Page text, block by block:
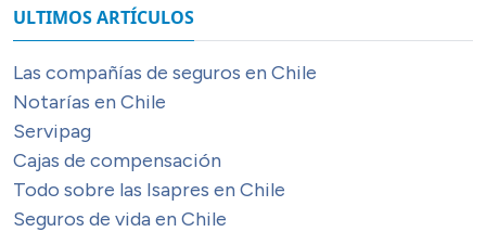
ULTIMOS ARTÍCULOS
Las compañías de seguros en Chile
Notarías en Chile
Servipag
Cajas de compensación
Todo sobre las Isapres en Chile
Seguros de vida en Chile